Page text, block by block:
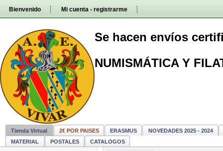
directamente
Bienvenido Mi cuenta - registrarme
Se hacen envíos
NUMISMÁTICA Y
Tienda Virtual 2€ POR PAISES ERASMUS
NOVEDADES 2025 - 2024
MATERIAL
POSTALES CATALOGOS